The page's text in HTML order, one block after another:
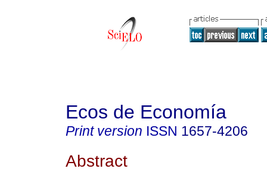
Ecos de Economía
Print version ISSN 1657-4206
Abstract